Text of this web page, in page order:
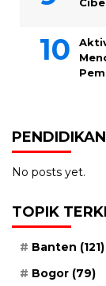
PENDIDIKAN
No posts yet.
TOPIK
Banten (121)
Bogor (79)